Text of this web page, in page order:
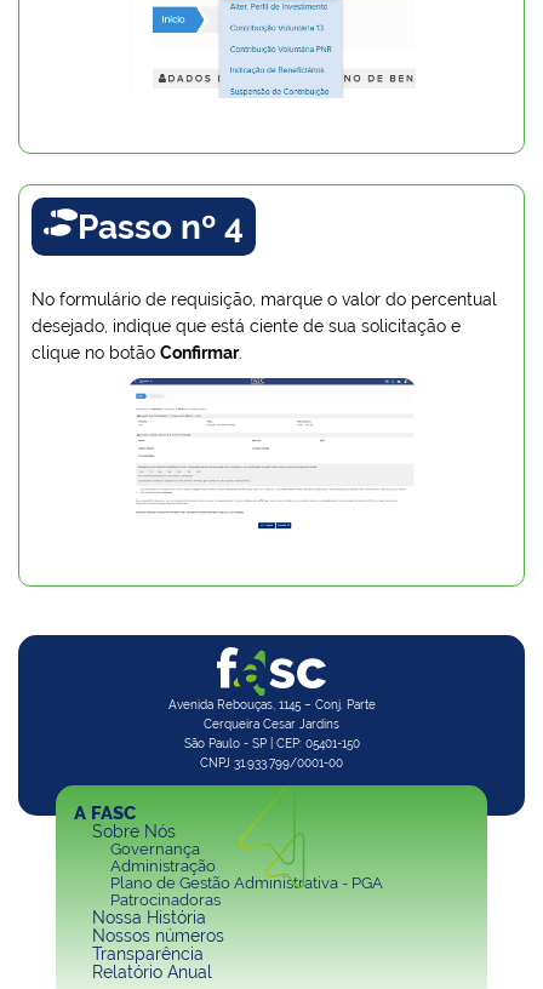
Passo nº 4
No formulário de requisição, marque o valor do percentual
desejado, indique que está ciente de sua solicitação e
clique no botão Confirmar.
Avenida Rebouças, 1145 – Conj. Parte
Cerqueira Cesar Jardins
São Paulo - SP | CEP: 05401-150
CNPJ 31.933.799/0001-00
A FASC
Sobre Nós
Governança
Administração
Plano de Gestão Administrativa - PGA
Patrocinadoras
Nossa História
Nossos números
Transparência
Relatório Anual